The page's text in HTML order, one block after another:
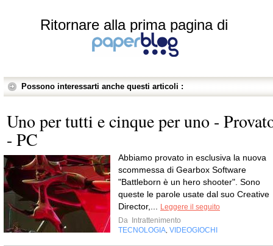
Ritornare alla prima pagina di
Possono interessarti anche questi articoli :
Uno per tutti e cinque per uno -
- PC
Abbiamo provato in esclusiva la nuova
scommessa di Gearbox Software
"Battleborn è un hero shooter". Sono
queste le parole usate dal suo Creative
Director,...
Leggere il seguito
Da
Intrattenimento
TECNOLOGIA VIDEOGIOCHI